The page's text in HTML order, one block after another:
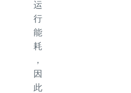
运
行
能
耗
，
因
此